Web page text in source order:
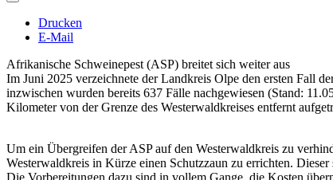
Drucken
E-Mail
Afrikanische Schweinepest (ASP) breitet sich weiter aus
Im Juni 2025 verzeichnete der Landkreis Olpe den ersten Fall
inzwischen wurden bereits 637 Fälle nachgewiesen (Stand:
Kilometer von der Grenze des Westerwaldkreises entfernt
Um ein Übergreifen der ASP auf den Westerwaldkreis zu
Westerwaldkreis in Kürze einen Schutzzaun zu errichten.
Die Vorbereitungen dazu sind in vollem Gange, die Kosten